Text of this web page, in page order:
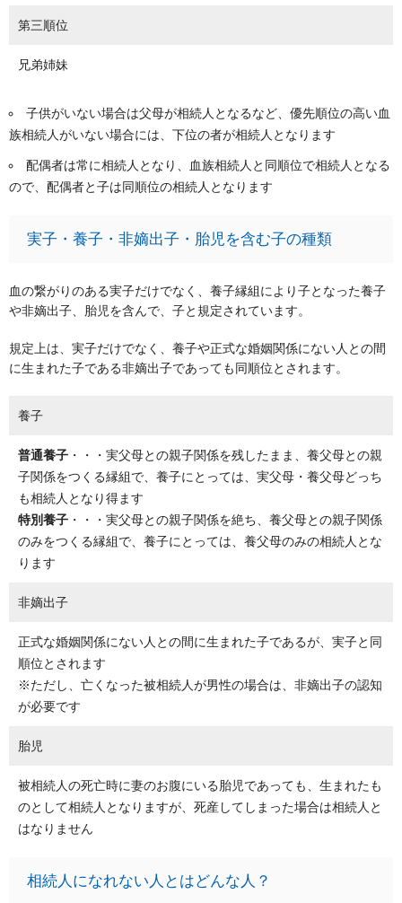
第三順位
兄弟姉妹
子供がいない場合は父母が相続人となるなど、優先順位の高い血
族相続人がいない場合には、下位の者が相続人となります
配偶者は常に相続人となり、血族相続人と同順位で相続人となる
ので、配偶者と子は同順位の相続人となります
実子・養子・非嫡出子・胎児を含む子の種類
血の繋がりのある実子だけでなく、養子縁組により子となった養子
や非嫡出子、胎児を含んで、子と規定されています。
規定上は、実子だけでなく、養子や正式な婚姻関係にない人との間
に生まれた子である非嫡出子であっても同順位とされます。
養子
普通養子 ・・・実父母との親子関係を残したまま、養父母との親
子関係をつくる縁組で、養子にとっては、実父母・養父母どっち
も相続人となり得ます
特別養子 ・・・実父母との親子関係を絶ち、養父母との親子関係
のみをつくる縁組で、養子にとっては、養父母のみの相続人とな
ります
非嫡出子
正式な婚姻関係にない人との間に生まれた子であるが、実子と同
順位とされます
※ただし、亡くなった被相続人が男性の場合は、非嫡出子の認知
が必要です
胎児
被相続人の死亡時に妻のお腹にいる胎児であっても、生まれたも
のとして相続人となりますが、死産してしまった場合は相続人と
はなりません
相続人になれない人とはどんな人？